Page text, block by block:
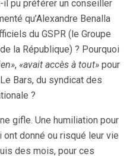
Trop
de
pu préférer un conseiller
qu’Alexandre Benalla
du GSPR (le Groupe
la République) ? Pourquoi
, «avait accès à tout» pour
Bars, du syndicat des
?
gifle. Une humiliation pour
donné ou risqué leur vie
des mois, pour ces